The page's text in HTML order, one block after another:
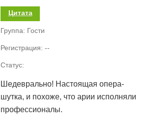
Цитата
Группа: Гости
Регистрация: --
Статус:
Шедеврально! Настоящая опера-
шутка, и похоже, что арии исполняли
профессионалы.